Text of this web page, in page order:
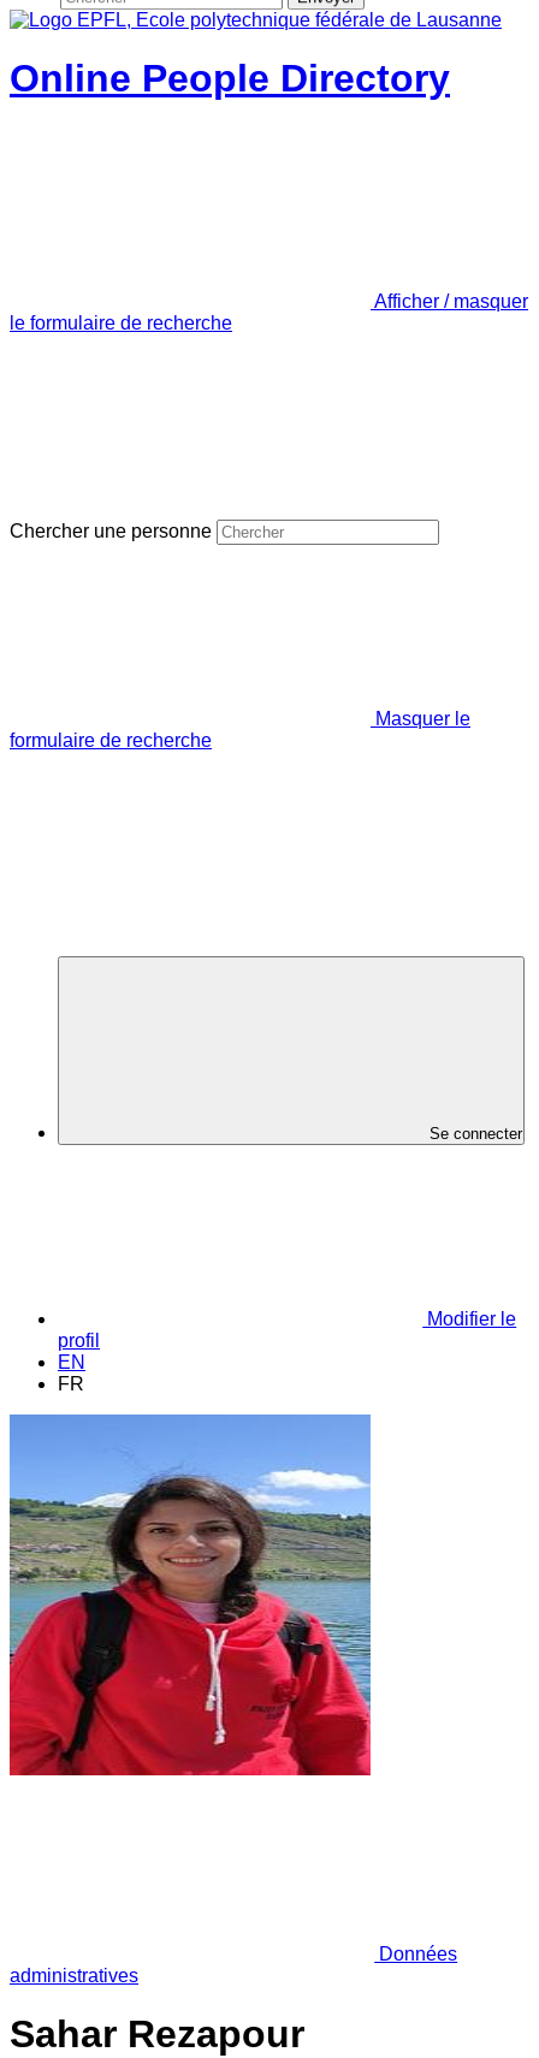
Online People Directory
Afficher / masquer
le formulaire de recherche
Chercher une personne
Masquer le
formulaire de recherche
Se connecter
Modifier le
profil
EN
FR
Données
administratives
Sahar Rezapour